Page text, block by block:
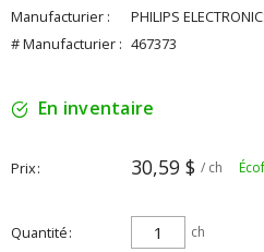
Manufacturier :
PHILIPS
# Manufacturier : 467373
En inventaire
Prix 30,59 $ / ch
Quantité ch